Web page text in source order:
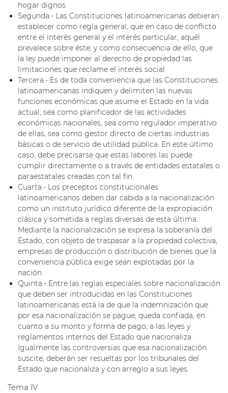
hogar dignos.
Segunda.- Las Constituciones latinoamericanas debieran
establecer como regla general, que en caso de conflicto
entre el interés general y el interés particular, aquél
prevalece sobre éste, y como consecuencia de ello, que
la ley puede imponer al derecho de propiedad las
limitaciones que reclame el interés social.
Tercera.- Es de toda conveniencia que las Constituciones
latinoamericanas indiquen y delimiten las nuevas
funciones económicas que asume el Estado en la vida
actual, sea como planificador de las actividades
económicas nacionales, sea como regulador imperativo
de ellas, sea como gestor directo de ciertas industrias
básicas o de servicio de utilidad pública. En este último
caso, debe precisarse que estas labores las puede
cumplir directamente o a través de entidades estatales o
paraestatales creadas con tal fin.
Cuarta.- Los preceptos constitucionales
latinoamericanos deben dar cabida a la nacionalización
como un instituto jurídico diferente de la expropiación
clásica y sometida a reglas diversas de esta última.
Mediante la nacionalización se expresa la soberanía del
Estado, con objeto de traspasar a la propiedad colectiva,
empresas de producción o distribución de bienes que la
conveniencia pública exige sean explotadas por la
nación.
Quinta.- Entre las reglas especiales sobre nacionalización
que deben ser introducidas en las Constituciones
latinoamericanas está la de que la indemnización que
por esa nacionalización se pague, queda confiada, en
cuanto a su monto y forma de pago, a las leyes y
reglamentos internos del Estado que nacionaliza.
Igualmente las controversias que esa nacionalización
suscite, deberán ser resueltas por los tribunales del
Estado que nacionaliza y con arreglo a sus leyes.
Tema IV